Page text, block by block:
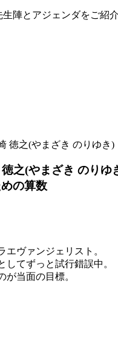
陣とアジェンダをご紹
之(やまざき のりゆ
の算数
ヴァンジェリスト。
てずっと試行錯誤中。
が当面の目標。